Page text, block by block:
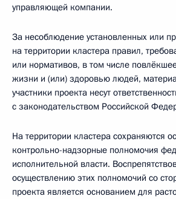
управляющей компании.
За несоблюдение установленных или
на территории кластера правил,
или нормативов, в том числе
жизни и (или) здоровью людей,
участники проекта несут
с законодательством Российской
На территории кластера сохраняются
контрольно­-надзорные полномочия
исполнительной власти.
осуществлению этих полномочий со
проекта является основанием для